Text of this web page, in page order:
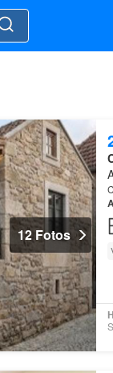
12 Fotos